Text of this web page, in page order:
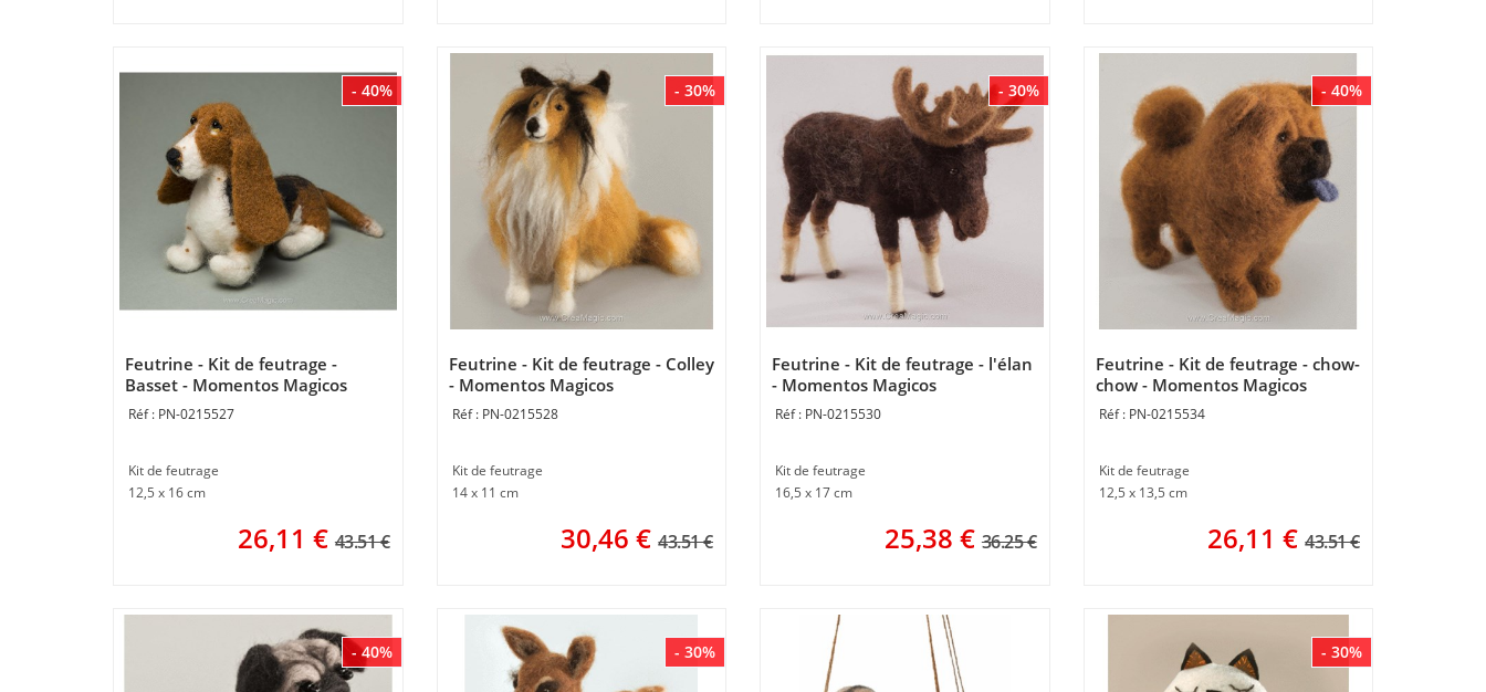
- 40%
Feutrine - Kit de feutrage -
Basset - Momentos Magicos
PN-0215527
Kit de feutrage
12,5 x 16 cm
26,11 € 43.51 €
- 30%
Feutrine - Kit de feutrage - Colley
- Momentos Magicos
PN-0215528
Kit de feutrage
14 x 11 cm
30,46 € 43.51 €
- 30%
Feutrine - Kit de feutrage - l'élan
- Momentos Magicos
PN-0215530
Kit de feutrage
16,5 x 17 cm
25,38 € 36.25 €
- 40%
Feutrine - Kit de feutrage - chow-
chow - Momentos Magicos
PN-0215534
Kit de feutrage
12,5 x 13,5 cm
26,11 € 43.51 €
- 40% - 30% - 30%